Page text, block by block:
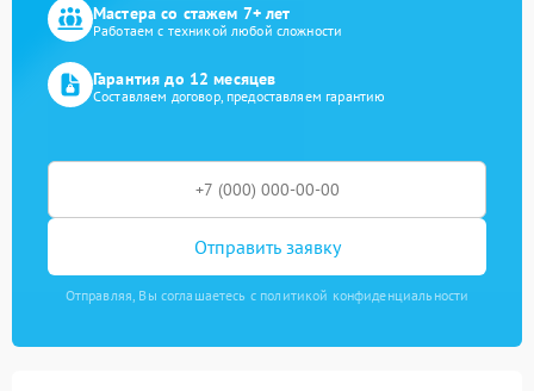
Мастера со стажем 7+ лет
Работаем с техникой любой сложности
Гарантия до 12 месяцев
Составляем договор, предоставляем гарантию
Отправить заявку
Отправляя, Вы соглашаетесь с политикой конфиденциальности